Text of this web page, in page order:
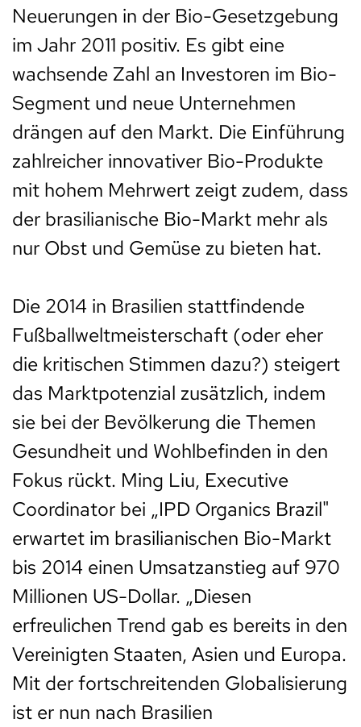
Neuerungen in der Bio-Gesetzgebung
im Jahr 2011 positiv. Es gibt eine
wachsende Zahl an Investoren im Bio-
Segment und neue Unternehmen
drängen auf den Markt. Die Einführung
zahlreicher innovativer Bio-Produkte
mit hohem Mehrwert zeigt zudem, dass
der brasilianische Bio-Markt mehr als
nur Obst und Gemüse zu bieten hat.
Die 2014 in Brasilien stattfindende
Fußballweltmeisterschaft (oder eher
die kritischen Stimmen dazu?) steigert
das Marktpotenzial zusätzlich, indem
sie bei der Bevölkerung die Themen
Gesundheit und Wohlbefinden in den
Fokus rückt. Ming Liu, Executive
Coordinator bei „IPD Organics Brazil"
erwartet im brasilianischen Bio-Markt
bis 2014 einen Umsatzanstieg auf 970
Millionen US-Dollar. „Diesen
erfreulichen Trend gab es bereits in den
Vereinigten Staaten, Asien und Europa.
Mit der fortschreitenden Globalisierung
ist er nun nach Brasilien